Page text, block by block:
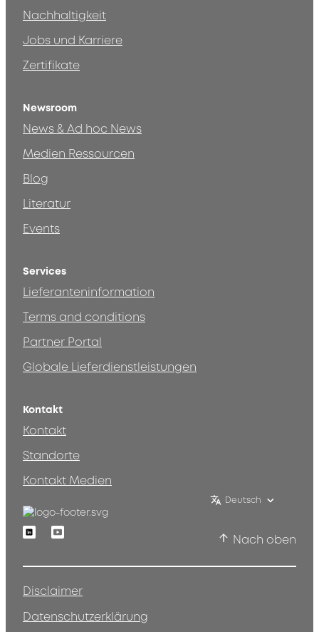
Nachhaltigkeit
Jobs und Karriere
Zertifikate
Newsroom
News & Ad hoc News
Medien Ressourcen
Blog
Literatur
Events
Services
Lieferanteninformation
Terms and conditions
Partner Portal
Globale Lieferdienstleistungen
Kontakt
Kontakt
Standorte
Kontakt Medien
Deutsch
LinkedinYoutube
Nach oben
Disclaimer
Datenschutzerklärung